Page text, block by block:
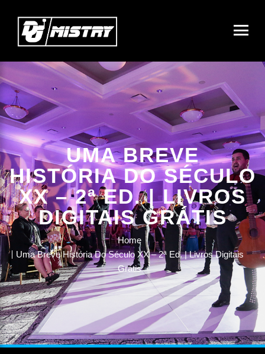
UMA BREVE
HISTÓRIA DO SÉCULO
XX – 2ª ED. | LIVROS
DIGITAIS GRÁTIS
Home
Uma Breve História Do Século XX – 2ª Ed. | Livros Digitais
Grátis